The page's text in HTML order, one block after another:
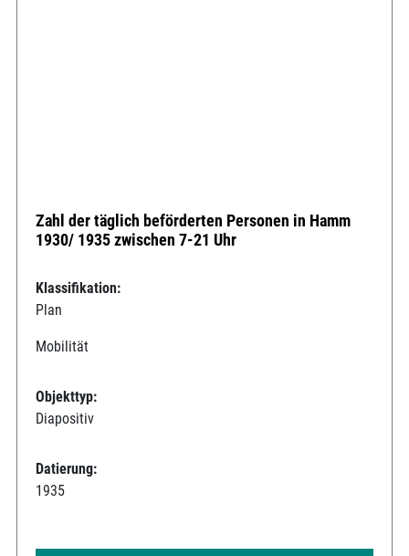
Zahl der täglich beförderten Personen in Hamm
1930/ 1935 zwischen 7-21 Uhr
Klassifikation:
Plan
Mobilität
Objekttyp:
Diapositiv
Datierung:
1935